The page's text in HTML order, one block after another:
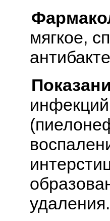
мягкое,
удаления.